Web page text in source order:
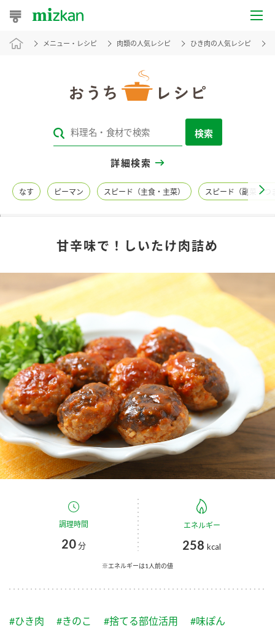
おうちレシピ
レシピカテゴリ一覧
レシピ名特集
商品情報
商品カテゴリ
酢 調味酢
お酢ドリンク ぽん酢
みりん風・料理酒 鍋用調味料
つゆ たれ
スープ 中華
ふりかけ おすしの素
新商品一覧
キャンペーン情報
ブランド・スペシャルサイト
ブランド・スペシャルサイト トップ
商品ブランドサイト
Fibee（ファイビー）
くらしプラ酢
お酢ドリンク
つゆ
企業情報
国内事業概要
企業理念
ミツカンの歴史
ミツカンを知る
環境への取り組み
メニュー・レシピ 肉類の人気レシピ ひき肉の人気レシピ
検索
詳細検索
なす ピーマン スピード（主食・主菜） スピード（副菜・つ
甘辛味で！しいたけ肉詰め
調理時間
20分
エネルギー
258 kcal
※エネルギーは1人前の値
#ひき肉 #きのこ #捨てる部位活用 #味ぽん